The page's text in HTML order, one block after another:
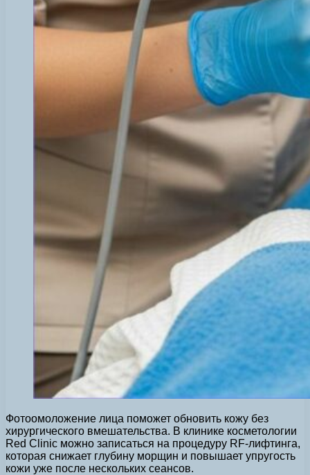
Фотоомоложение лица поможет обновить кожу без
хирургического вмешательства. В клинике косметологии
Red Clinic можно записаться на процедуру RF-лифтинга,
которая снижает глубину морщин и повышает упругость
кожи уже после нескольких сеансов.